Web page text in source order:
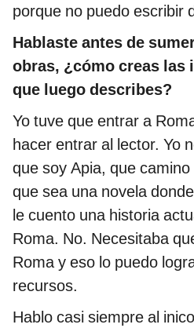
porque no puedo escribir
Hablaste antes de
obras, ¿cómo creas las
que luego describes?
Yo tuve que entrar a
hacer entrar al lector. Yo
que soy Apia, que
que sea una novela
le cuento una historia
Roma. No. Necesitaba
Roma y eso lo puedo
recursos.
Hablo casi siempre al